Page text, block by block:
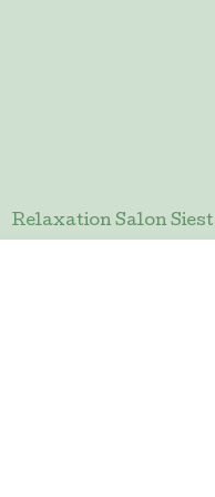
Relaxation Salon Siesta